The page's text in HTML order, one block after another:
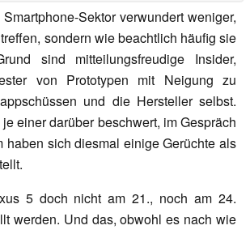
Sektor verwundert weniger,
sondern wie beachtlich häufig sie
sind mitteilungsfreudige Insider,
von Prototypen mit Neigung zu
und die Hersteller selbst.
einer darüber beschwert, im Gespräch
haben sich diesmal einige Gerüchte als
5 doch nicht am 21., noch am 24.
werden. Und das, obwohl es nach wie